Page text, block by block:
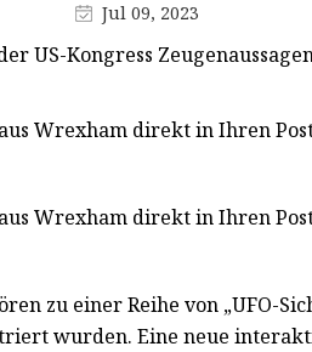
Jul 09, 2023
US-Kongress
Wrexham direkt in Ihren
Wrexham direkt in Ihren
zu einer Reihe von „UFO-
wurden. Eine neue